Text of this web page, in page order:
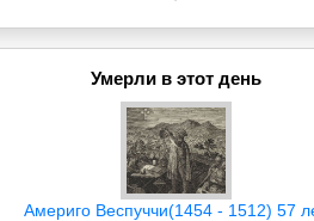
Умерли в этот день
Америго Веспуччи(1454 - 1512) 57